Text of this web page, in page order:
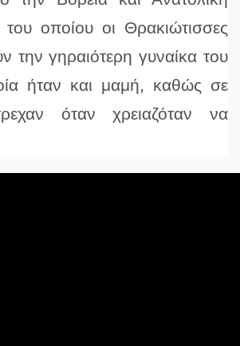
οποίου οι Θρακιώτισσες
την γηραιότερη γυναίκα του
ήταν και μαμή, καθώς σε
όταν χρειαζόταν να